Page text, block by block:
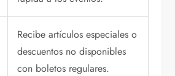
Recibe artículos especiales o
descuentos no disponibles
con boletos regulares.